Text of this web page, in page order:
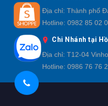
Địa chỉ: Thành phố
Hotline: 0982 85 02
Chi Nhánh tại
Địa chỉ: T12-04
Hotline: 0986 76 76